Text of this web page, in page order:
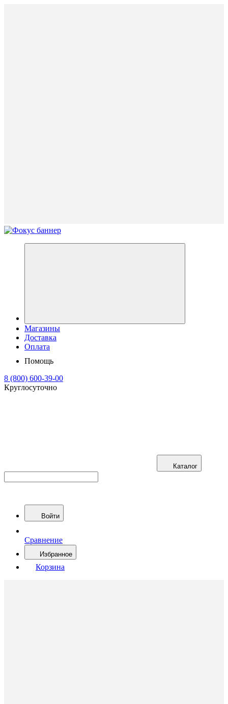
Магазины
Доставка
Оплата
Помощь
8 (800) 600-39-00
Круглосуточно
Каталог
Войти
Сравнение
Избранное
Корзина